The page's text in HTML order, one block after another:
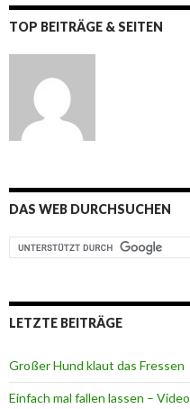
TOP BEITRÄGE & SEITEN
DAS WEB DURCHSUCHEN
LETZTE BEITRÄGE
Großer Hund klaut das Fressen
Einfach mal fallen lassen – Video